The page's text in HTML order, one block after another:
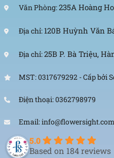
Văn Phòng:235A Hoàng
Địa chỉ: 120B Huỳnh Văn
Địa chỉ:25B P. Bà Triệu,
MST: 0317679292 - Cấp bởi
Điện thoại: 0362798979
Email: info@flowersight.com
5.0
Based on 184 reviews